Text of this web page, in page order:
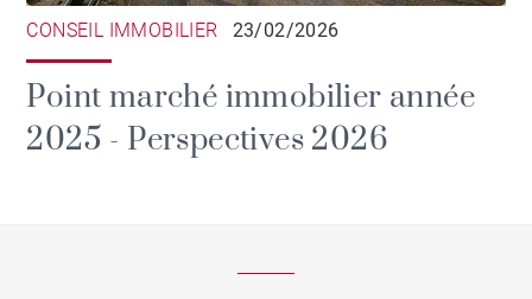
CONSEIL IMMOBILIER 23/02/2026
Point marché immobilier année
2025 - Perspectives 2026